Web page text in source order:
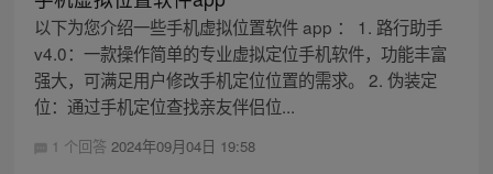
以下为您介绍一些手机虚拟位置软件 app ： 1. 路行助手
v4.0：一款操作简单的专业虚拟定位手机软件，功能丰富
强大，可满足用户修改手机定位位置的需求。 2. 伪装定
位：通过手机定位查找亲友伴侣位...
1 个回答 2024年09月04日 19:58